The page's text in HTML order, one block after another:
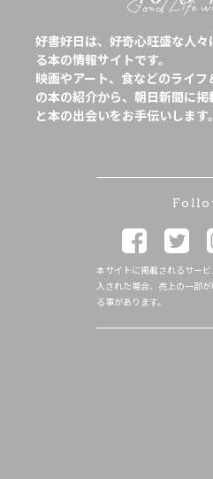
好書好日は、好奇心旺盛な人
る本の情報サイトです。
映画やアート、食などのライ
の本の紹介から、朝日新聞に
と本の出会いをお手伝いします。
本サイトに掲載されるサー
入された場合、売上の一部
る事があります。